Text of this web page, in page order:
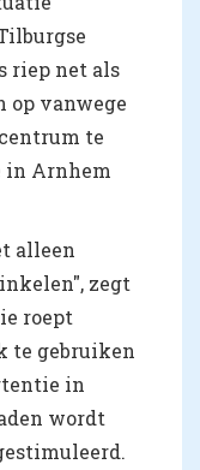
riep net als
op vanwege
te
in Arnhem
alleen
zegt
roept
te gebruiken
in
wordt